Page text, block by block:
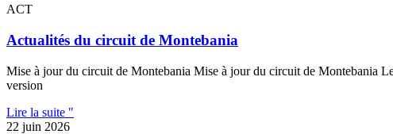
ACT
Actualités du circuit de Montebania
Mise à jour du circuit de Montebania Mise à jour du circuit de Montebania
version
Lire la suite "
22 juin 2026